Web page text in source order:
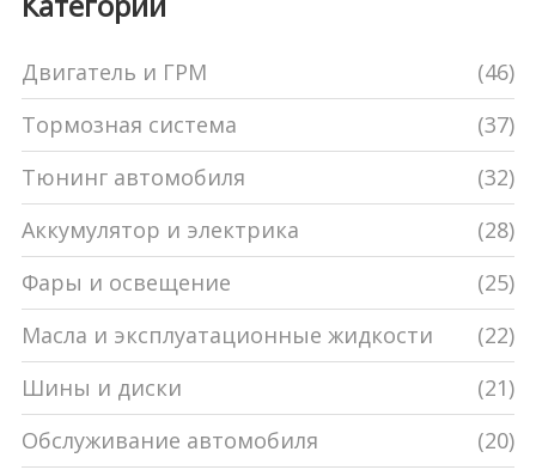
Двигатель и ГРМ
(46)
Тормозная система
(37)
Тюнинг автомобиля
(32)
Аккумулятор и электрика
(28)
Фары и освещение
(25)
Масла и эксплуатационные жидкости
(22)
Шины и диски
(21)
Обслуживание автомобиля
(20)